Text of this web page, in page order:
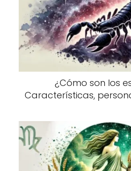
¿Cómo son los
Características,